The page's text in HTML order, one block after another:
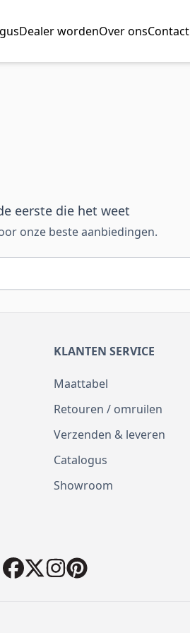
Dealer wordenOver onsContact
eerste die het weet
onze beste aanbiedingen.
KLANTEN SERVICE
Maattabel
Retouren / omruilen
Verzenden & leveren
Catalogus
Showroom